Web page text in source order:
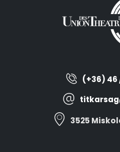
(+36) 46
3525